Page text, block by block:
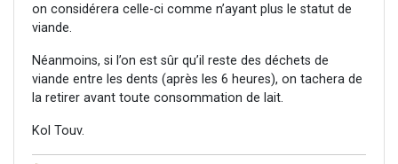
on considérera celle-ci comme n’ayant plus le statut de
viande.
Néanmoins, si l’on est sûr qu’il reste des déchets de
viande entre les dents (après les 6 heures), on tachera de
la retirer avant toute consommation de lait.
Kol Touv.